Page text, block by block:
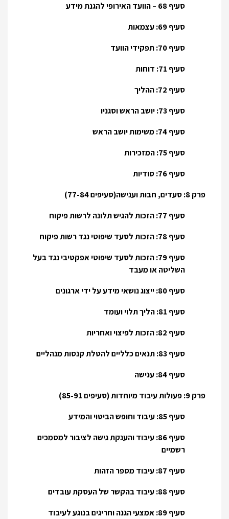
סעיף 68 – הוועד האירופי להגנת מידע
סעיף 69: עצמאות
סעיף 70: תפקידי הוועד
סעיף 71: דוחות
סעיף 72: ההליך
סעיף 73: יושב הראש וסגניו
סעיף 74: משימות יושב הראש
סעיף 75: המזכירות
סעיף 76: סודיות
פרק 8: סעדים, חבות וענישה(סעיפים 77-84)
סעיף 77: הזכות להגיש תלונה לרשות פיקוח
סעיף 78: הזכות לסעד שיפוטי נגד רשות פיקוח
סעיף 79: הזכות לסעד שיפוטי אפקטיבי נגד בעל
השליטה או מעבד
סעיף 80: ייצוג נושאי מידע על ידי ארגונים
סעיף 81: הליך תלוי ועומד
סעיף 82: הזכות לפיצוי ואחריות
סעיף 83: תנאים כלליים להטלת קנסות מנהליים
סעיף 84: ענישה
פרק 9: פעולות עיבוד מיוחדות (סעיפים 85-91)
סעיף 85: עיבוד וחופש הביטוי והמידע
סעיף 86: עיבוד והענקת גישה לציבור למסמכים
רשמיים
סעיף 87: עיבוד מספר הזהות
סעיף 88: עיבוד בהקשר של העסקת עובדים
סעיף 89: אמצעי הגנה וחריגים בנוגע לעיבוד